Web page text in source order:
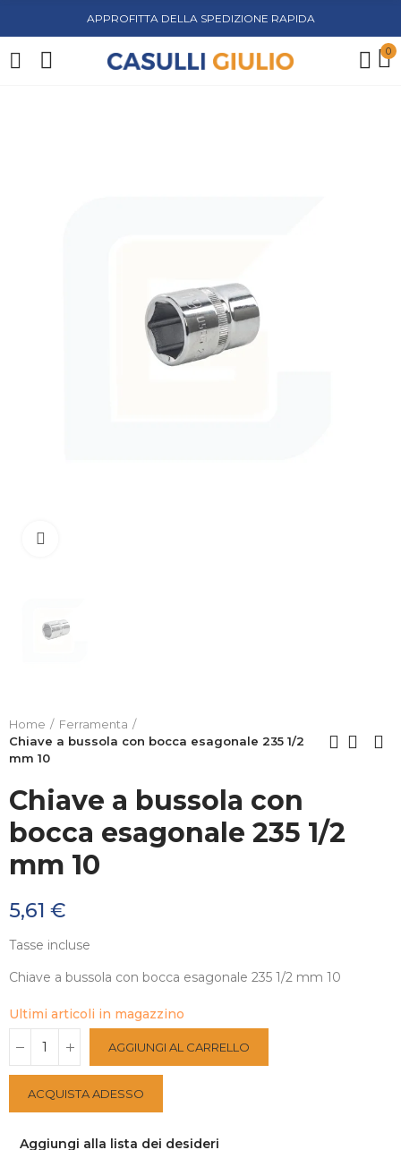
APPROFITTA DELLA SPEDIZIONE RAPIDA
0
Home
Ferramenta
Chiave a bussola con bocca esagonale 235 1/2
mm 10
Chiave a bussola con
bocca esagonale 235 1/2
mm 10
5,61 €
Tasse incluse
Chiave a bussola con bocca esagonale 235 1/2 mm 10
Ultimi articoli in magazzino
AGGIUNGI AL CARRELLO
ACQUISTA ADESSO
Aggiungi alla lista dei desideri